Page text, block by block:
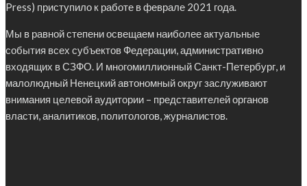
Press) приступило к работе в феврале 2021 года.
Мы в равной степени освещаем наиболее актуальные
события всех субъектов Федерации, административно
входящих в СЗФО. И многомиллионный Санкт-Петербург, и
малолюдный Ненецкий автономный округ заслуживают
внимания целевой аудитории – представителей органов
власти, аналитиков, политологов, журналистов.